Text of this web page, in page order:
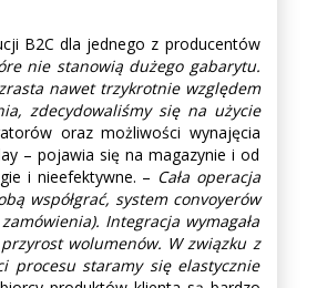
B2C dla jednego z producentów
nie stanowią dużego gabarytu.
nawet trzykrotnie względem
zdecydowaliśmy się na użycie
oraz możliwości wynajęcia
– pojawia się na magazynie i od
i nieefektywne. – Cała operacja
współgrać, system convoyerów
Integracja wymagała
wolumenów. W związku z
procesu staramy się elastycznie